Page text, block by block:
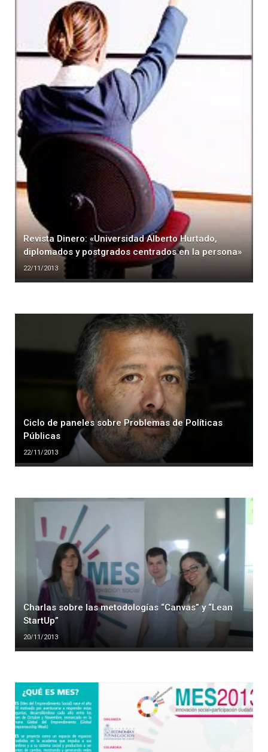
Revista Dinero: «Universidad Alberto Hurtado,
diplomados y postgrados centrados en la persona»
22/11/2013
Ciclo de paneles sobre Problemas de Políticas
Públicas
22/11/2013
Charlas sobre las metodologías “Canvas” y “Lean
StartUp”
20/11/2013